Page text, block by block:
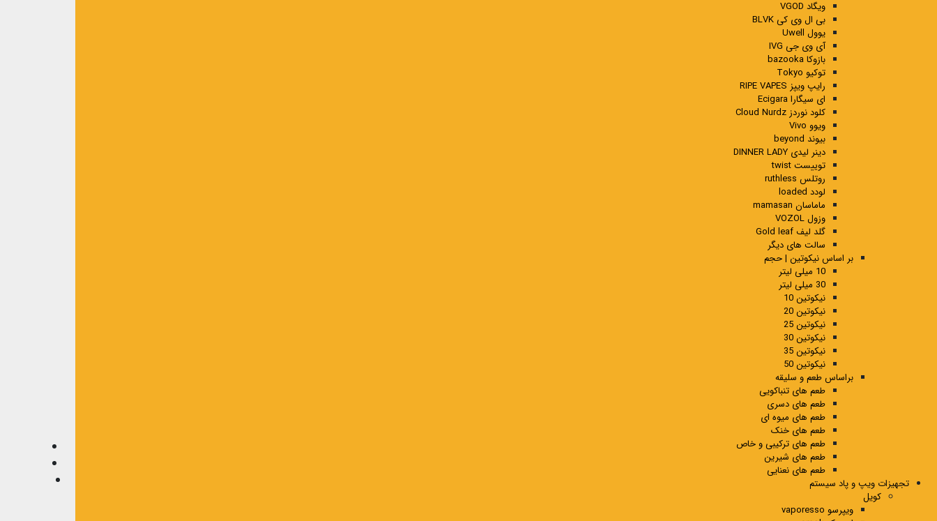
ویگاد VGOD
بی ال وی کی BLVK
یوول Uwell
آی وی جی IVG
بازوکا bazooka
توکیو Tokyo
رایپ ویپز RIPE VAPES
ای سیگارا Ecigara
کلود نوردز Cloud Nurdz
ویوو Vivo
بیوند beyond
دینر لیدی DINNER LADY
توییست twist
روتلس ruthless
لودد loaded
ماماسان mamasan
وزول VOZOL
گلد لیف Gold leaf
سالت های دیگر
بر اساس نیکوتین | حجم
10 میلی لیتر
30 میلی لیتر
نیکوتین 10
نیکوتین 20
نیکوتین 25
نیکوتین 30
نیکوتین 35
نیکوتین 50
براساس طعم و سلیقه
طعم های تنباکویی
طعم های دسری
طعم های میوه ای
طعم های خنک
طعم های ترکیبی و خاص
طعم های شیرین
طعم های نعنایی
تجهیزات ویپ و پاد سیستم
کویل
ویپرسو vaporesso